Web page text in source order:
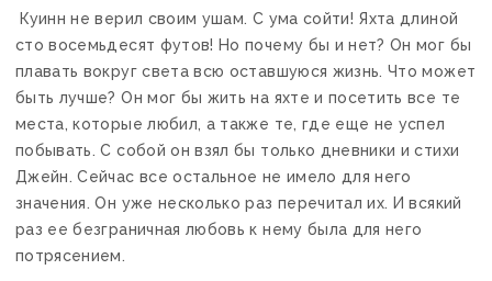
Куинн не верил своим ушам. С ума сойти! Яхта длиной
сто восемьдесят футов! Но почему бы и нет? Он мог бы
плавать вокруг света всю оставшуюся жизнь. Что может
быть лучше? Он мог бы жить на яхте и посетить все те
места, которые любил, а также те, где еще не успел
побывать. С собой он взял бы только дневники и стихи
Джейн. Сейчас все остальное не имело для него
значения. Он уже несколько раз перечитал их. И всякий
раз ее безграничная любовь к нему была для него
потрясением.